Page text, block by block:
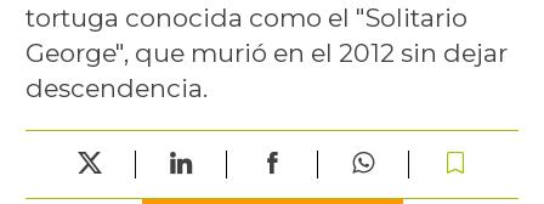
tortuga conocida como el "Solitario
George", que murió en el 2012 sin dejar
descendencia.